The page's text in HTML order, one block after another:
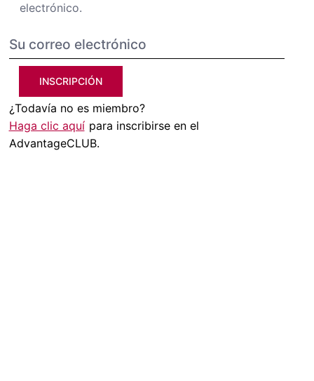
electrónico.
INSCRIPCIÓN
¿Todavía no es miembro?
Haga clic aquí para inscribirse en el
AdvantageCLUB.